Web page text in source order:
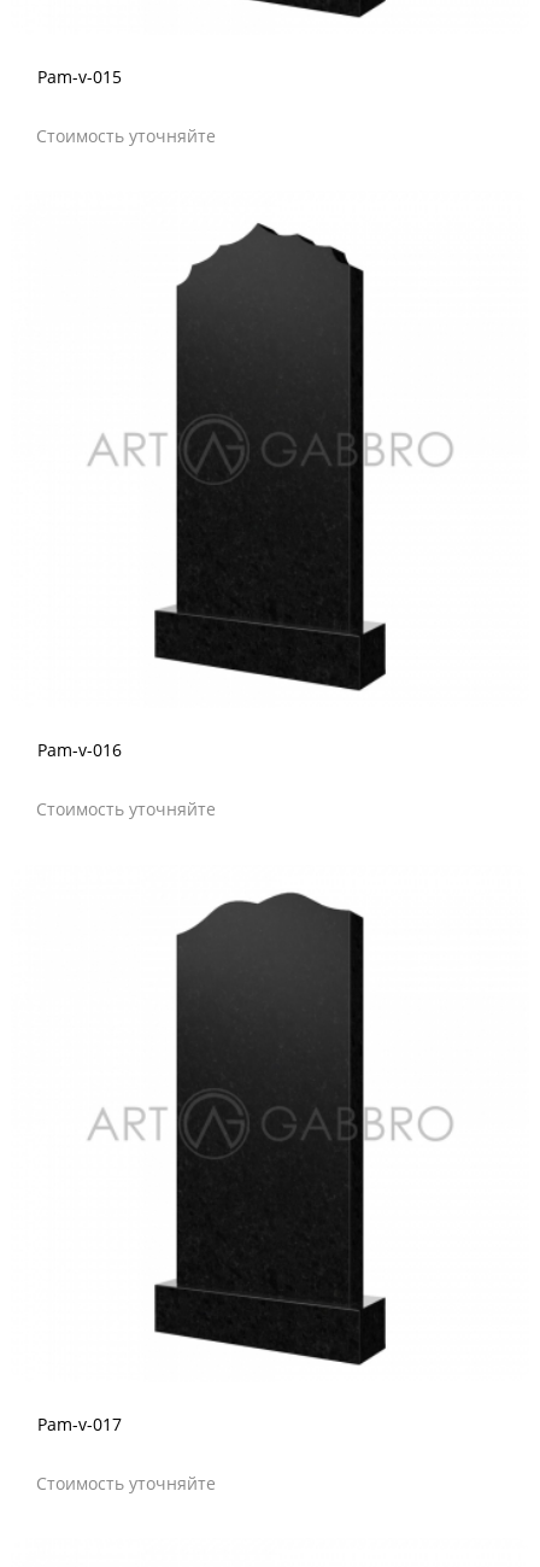
Pam-v-015
Стоимость уточняйте
Pam-v-016
Стоимость уточняйте
Pam-v-017
Стоимость уточняйте